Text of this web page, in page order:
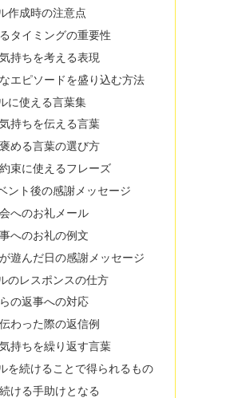
作成時の注意点
タイミングの重要性
持ちを考える表現
エピソードを盛り込む方法
に使える言葉集
持ちを伝える言葉
める言葉の選び方
束に使えるフレーズ
ント後の感謝メッセージ
へのお礼メール
へのお礼の例文
遊んだ日の感謝メッセージ
のレスポンスの仕方
の返事への対応
わった際の返信例
持ちを繰り返す言葉
を続けることで得られるもの
ける手助けとなる